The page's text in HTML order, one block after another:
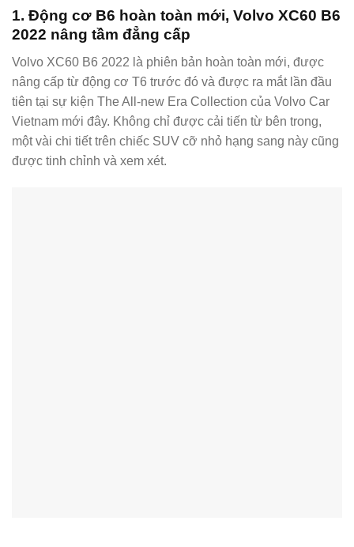
1. Động cơ B6 hoàn toàn mới, Volvo XC60 B6
2022 nâng tầm đẳng cấp
Volvo XC60 B6 2022 là phiên bản hoàn toàn mới, được
nâng cấp từ động cơ T6 trước đó và được ra mắt lần đầu
tiên tại sự kiện The All-new Era Collection của Volvo Car
Vietnam mới đây. Không chỉ được cải tiến từ bên trong,
một vài chi tiết trên chiếc SUV cỡ nhỏ hạng sang này cũng
được tinh chỉnh và xem xét.